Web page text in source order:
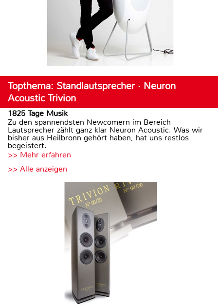
Topthema: Standlautsprecher · Neuron
Acoustic Trivion
1825 Tage Musik
Zu den spannendsten Newcomern im Bereich
Lautsprecher zählt ganz klar Neuron Acoustic. Was wir
bisher aus Heilbronn gehört haben, hat uns restlos
begeistert.
>> Mehr erfahren
>> Alle anzeigen